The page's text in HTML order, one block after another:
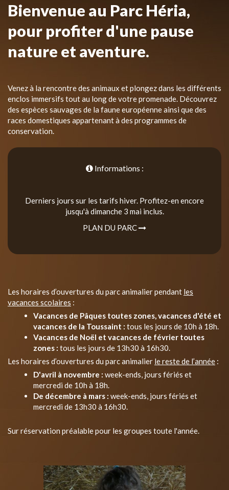
Bienvenue au Parc Héria,
pour profiter d'une pause
nature et aventure.
Venez à la rencontre des animaux et plongez dans les différents
enclos immersifs tout au long de votre promenade. Découvrez
des espèces sauvages de la faune européenne ainsi que des
races domestiques appartenant à des programmes de
conservation.
Informations :
Derniers jours sur les tarifs hiver. Profitez-en encore
jusqu'à dimanche 3 mai inclus.
PLAN DU PARC
Les horaires d’ouvertures du parc animalier pendant les
vacances scolaires :
Vacances de Pâques toutes zones, vacances d'été et
vacances de la Toussaint : tous les jours de 10h à 18h.
Vacances de Noël et vacances de février toutes
zones : tous les jours de 13h30 à 16h30.
Les horaires d’ouvertures du parc animalier le reste de l’année :
D'avril à novembre : week-ends, jours fériés et
mercredi de 10h à 18h.
De décembre à mars : week-ends, jours fériés et
mercredi de 13h30 à 16h30.
Sur réservation préalable pour les groupes toute l'année.